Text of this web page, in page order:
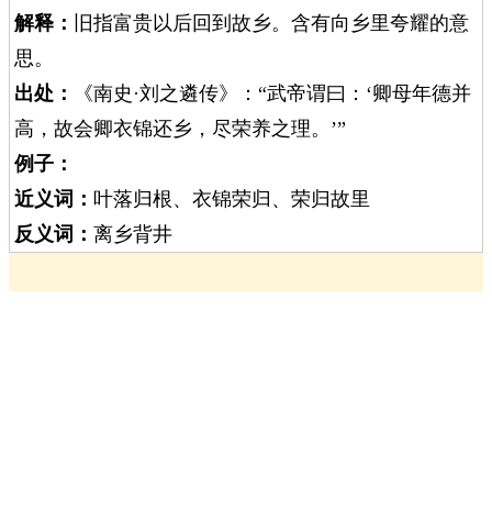
解释：
旧指富贵以后回到故乡。含有向乡里夸耀的意
思。
出处：
《南史·刘之遴传》：“武帝谓曰：‘卿母年德并
高，故会卿衣锦还乡，尽荣养之理。’”
例子：
近义词： 叶落归根、衣锦荣归、荣归故里
反义词： 离乡背井